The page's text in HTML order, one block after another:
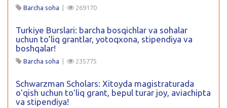
Barcha soha | 269170
Turkiye Burslari: barcha bosqichlar va sohalar
uchun to’liq grantlar, yotoqxona, stipendiya va
boshqalar!
Barcha soha | 235775
Schwarzman Scholars: Xitoyda magistraturada
oʻqish uchun toʻliq grant, bepul turar joy, aviachipta
va stipendiya!